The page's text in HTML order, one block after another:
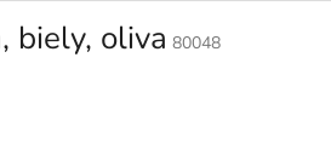
biely, oliva 80048